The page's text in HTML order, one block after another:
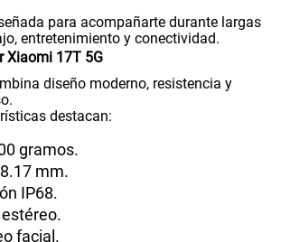
para acompañarte durante largas
entretenimiento y conectividad.
Xiaomi 17T 5G
diseño moderno, resistencia y
destacan:
gramos.
mm.
IP68.
facial.